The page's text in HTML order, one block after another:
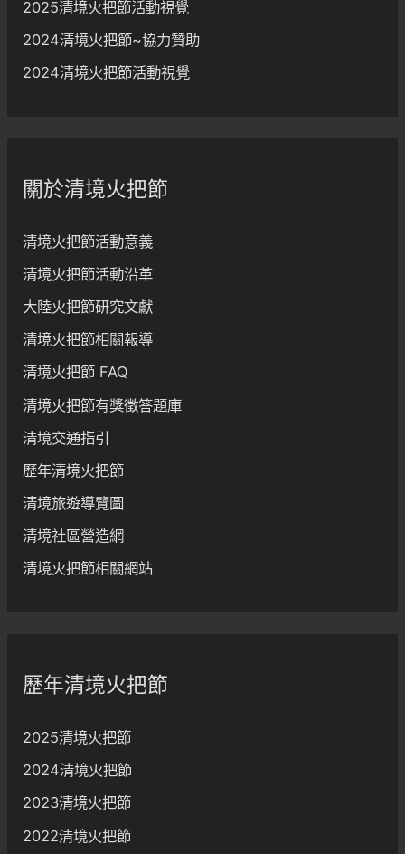
2025清境火把節活動視覺
2024清境火把節~協力贊助
2024清境火把節活動視覺
關於清境火把節
清境火把節活動意義
清境火把節活動沿革
大陸火把節研究文獻
清境火把節相關報導
清境火把節 FAQ
清境火把節有獎徵答題庫
清境交通指引
歷年清境火把節
清境旅遊導覽圖
清境社區營造網
清境火把節相關網站
歷年清境火把節
2025清境火把節
2024清境火把節
2023清境火把節
2022清境火把節